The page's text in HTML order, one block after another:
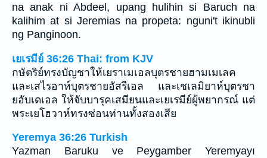
na anak ni Abdeel, upang hulihin si Baruch na
kalihim at si Jeremias na propeta: nguni't ikinubli
ng Panginoon.
เยเรมีย์ 36:26 Thai: from KJV
กษัตริย์ทรงบัญชาให้เยราเมเอลบุตรชายฮามเมเลค
และเสไรอาห์บุตรชายอัสรีเอล และเชเลมิยาห์บุตรชา
ยอับเดเอล ให้จับบารุคเสมียนและเยเรมีย์ผู้พยากรณ์ แต่
พระเยโฮวาห์ทรงซ่อนท่านทั้งสองเสีย
Yeremya 36:26 Turkish
Yazman Baruku ve Peygamber Yeremyayı